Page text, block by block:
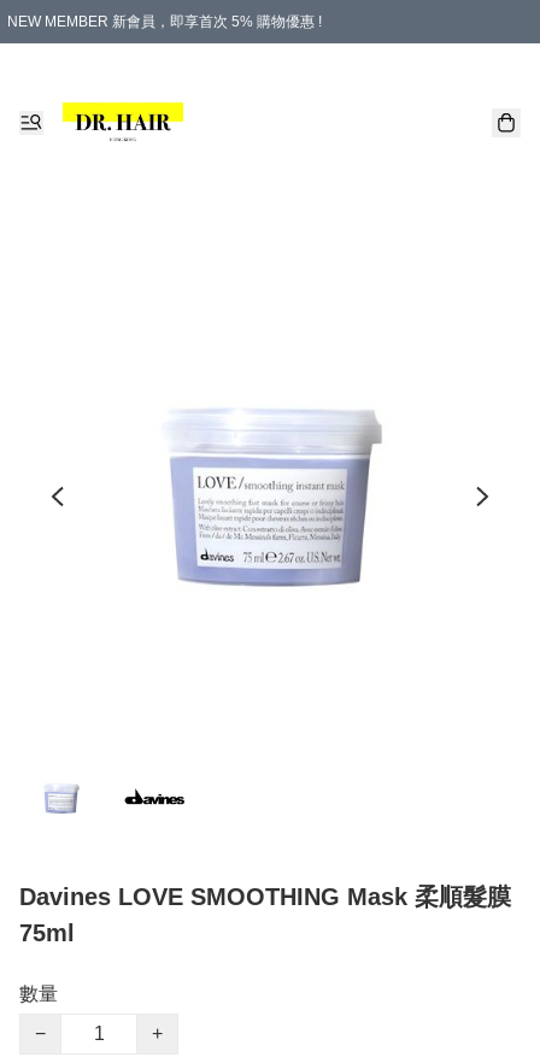
NEW MEMBER 新會員，即享首次 5% 購物優惠 !
Davines LOVE SMOOTHING Mask 柔順髮膜
75ml
數量
−
+